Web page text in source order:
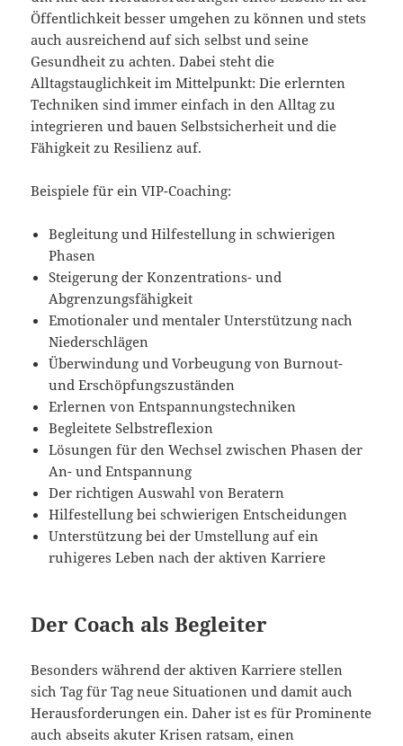
Öffentlichkeit besser umgehen zu können und stets
auch ausreichend auf sich selbst und seine
Gesundheit zu achten. Dabei steht die
Alltagstauglichkeit im Mittelpunkt: Die erlernten
Techniken sind immer einfach in den Alltag zu
integrieren und bauen Selbstsicherheit und die
Fähigkeit zu Resilienz auf.
Beispiele für ein VIP-Coaching:
Begleitung und Hilfestellung in schwierigen
Phasen
Steigerung der Konzentrations- und
Abgrenzungsfähigkeit
Emotionaler und mentaler Unterstützung nach
Niederschlägen
Überwindung und Vorbeugung von Burnout-
und Erschöpfungszuständen
Erlernen von Entspannungstechniken
Begleitete Selbstreflexion
Lösungen für den Wechsel zwischen Phasen der
An- und Entspannung
Der richtigen Auswahl von Beratern
Hilfestellung bei schwierigen Entscheidungen
Unterstützung bei der Umstellung auf ein
ruhigeres Leben nach der aktiven Karriere
Der Coach als Begleiter
Besonders während der aktiven Karriere stellen
sich Tag für Tag neue Situationen und damit auch
Herausforderungen ein. Daher ist es für Prominente
auch abseits akuter Krisen ratsam, einen